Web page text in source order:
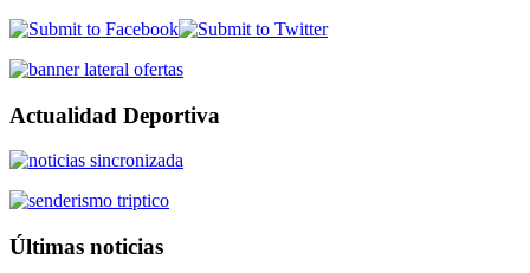
Actualidad Deportiva
Últimas noticias